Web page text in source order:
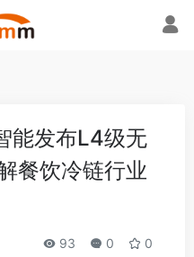
能发布L4级无
餐饮冷链行业
93 0 0